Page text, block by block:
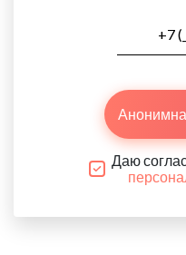
Даю